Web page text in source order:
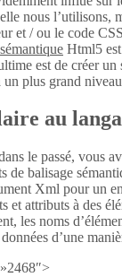
nous l’utilisons,
et / ou le code
sémantique Html5
est de créer un
un plus grand
au
le passé, vous
de balisage
Xml pour un
et attributs à des
les noms
d’une